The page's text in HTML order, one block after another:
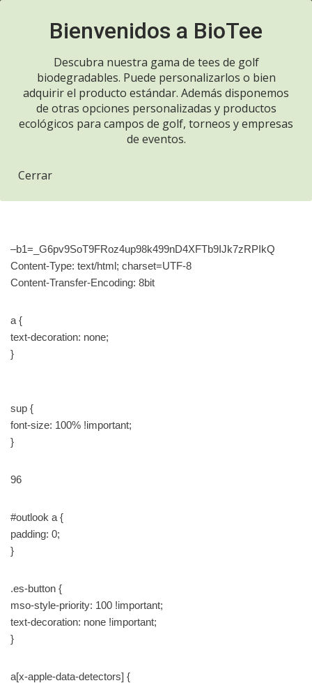
contenido
Inicio de sesión fallido
–b1=_G6pv9SoT9FRoz4up98k499nD4XFTb9IJk7zRPIkQ
Content-Type: text/html; charset=UTF-8
Content-Transfer-Encoding: 8bit
a {
text-decoration: none;
}
sup {
font-size: 100% !important;
}
96
#outlook a {
padding: 0;
}
.es-button {
mso-style-priority: 100 !important;
text-decoration: none !important;
}
a[x-apple-data-detectors] {
Descubra nuestra gama de tees de golf
biodegradables. Puede personalizarlos o bien
adquirir el producto estándar. Además disponemos
de otras opciones personalizadas y productos
ecológicos para campos de golf, torneos y empresas
de eventos.
Cerrar